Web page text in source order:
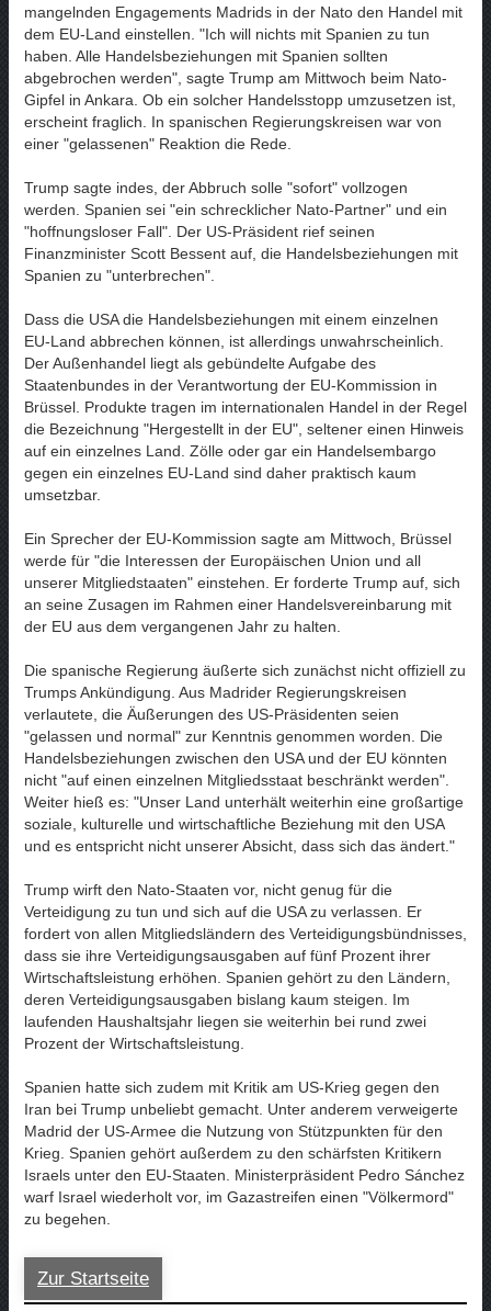
mangelnden Engagements Madrids in der Nato den Handel mit
dem EU-Land einstellen. "Ich will nichts mit Spanien zu tun
haben. Alle Handelsbeziehungen mit Spanien sollten
abgebrochen werden", sagte Trump am Mittwoch beim Nato-
Gipfel in Ankara. Ob ein solcher Handelsstopp umzusetzen ist,
erscheint fraglich. In spanischen Regierungskreisen war von
einer "gelassenen" Reaktion die Rede.
Trump sagte indes, der Abbruch solle "sofort" vollzogen
werden. Spanien sei "ein schrecklicher Nato-Partner" und ein
"hoffnungsloser Fall". Der US-Präsident rief seinen
Finanzminister Scott Bessent auf, die Handelsbeziehungen mit
Spanien zu "unterbrechen".
Dass die USA die Handelsbeziehungen mit einem einzelnen
EU-Land abbrechen können, ist allerdings unwahrscheinlich.
Der Außenhandel liegt als gebündelte Aufgabe des
Staatenbundes in der Verantwortung der EU-Kommission in
Brüssel. Produkte tragen im internationalen Handel in der Regel
die Bezeichnung "Hergestellt in der EU", seltener einen Hinweis
auf ein einzelnes Land. Zölle oder gar ein Handelsembargo
gegen ein einzelnes EU-Land sind daher praktisch kaum
umsetzbar.
Ein Sprecher der EU-Kommission sagte am Mittwoch, Brüssel
werde für "die Interessen der Europäischen Union und all
unserer Mitgliedstaaten" einstehen. Er forderte Trump auf, sich
an seine Zusagen im Rahmen einer Handelsvereinbarung mit
der EU aus dem vergangenen Jahr zu halten.
Die spanische Regierung äußerte sich zunächst nicht offiziell zu
Trumps Ankündigung. Aus Madrider Regierungskreisen
verlautete, die Äußerungen des US-Präsidenten seien
"gelassen und normal" zur Kenntnis genommen worden. Die
Handelsbeziehungen zwischen den USA und der EU könnten
nicht "auf einen einzelnen Mitgliedsstaat beschränkt werden".
Weiter hieß es: "Unser Land unterhält weiterhin eine großartige
soziale, kulturelle und wirtschaftliche Beziehung mit den USA
und es entspricht nicht unserer Absicht, dass sich das ändert."
Trump wirft den Nato-Staaten vor, nicht genug für die
Verteidigung zu tun und sich auf die USA zu verlassen. Er
fordert von allen Mitgliedsländern des Verteidigungsbündnisses,
dass sie ihre Verteidigungsausgaben auf fünf Prozent ihrer
Wirtschaftsleistung erhöhen. Spanien gehört zu den Ländern,
deren Verteidigungsausgaben bislang kaum steigen. Im
laufenden Haushaltsjahr liegen sie weiterhin bei rund zwei
Prozent der Wirtschaftsleistung.
Spanien hatte sich zudem mit Kritik am US-Krieg gegen den
Iran bei Trump unbeliebt gemacht. Unter anderem verweigerte
Madrid der US-Armee die Nutzung von Stützpunkten für den
Krieg. Spanien gehört außerdem zu den schärfsten Kritikern
Israels unter den EU-Staaten. Ministerpräsident Pedro Sánchez
warf Israel wiederholt vor, im Gazastreifen einen "Völkermord"
zu begehen.
Zur Startseite